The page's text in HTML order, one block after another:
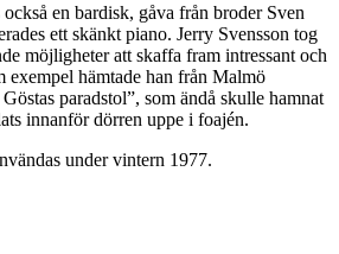
en bardisk, gåva från broder Sven
ett skänkt piano. Jerry Svensson tog
möjligheter att skaffa fram intressant och
exempel hämtade han från Malmö
paradstol”, som ändå skulle hamnat
innanför dörren uppe i foajén.
under vintern 1977.